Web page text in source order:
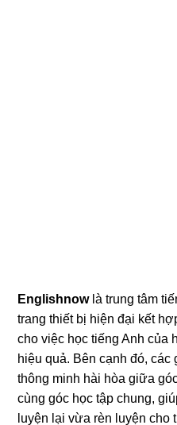
Englishnowlà trung tâm
trang thiết bị hiện đại kết
cho việc học tiếng Anh của
hiệu quả. Bên cạnh đó,
thông minh hài hòa giữa
cùng góc học tập chung,
luyện lại vừa rèn luyện cho